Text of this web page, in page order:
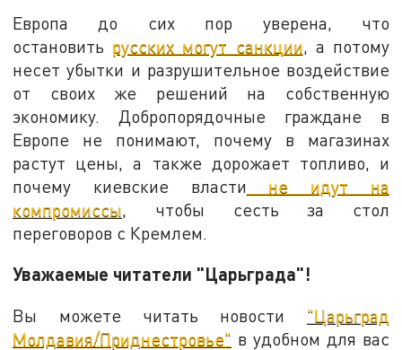
Европа до сих пор уверена, что
остановить русских могут санкции , а потому
несет убытки и разрушительное воздействие
от своих же решений на собственную
экономику. Добропорядочные граждане в
Европе не понимают, почему в магазинах
растут цены, а также дорожает топливо, и
почему киевские власти не идут на
компромиссы , чтобы сесть за стол
переговоров с Кремлем.
Уважаемые читатели "Царьграда"!
Вы можете читать новости "Царьград
Молдавия/Приднестровье" в удобном для вас